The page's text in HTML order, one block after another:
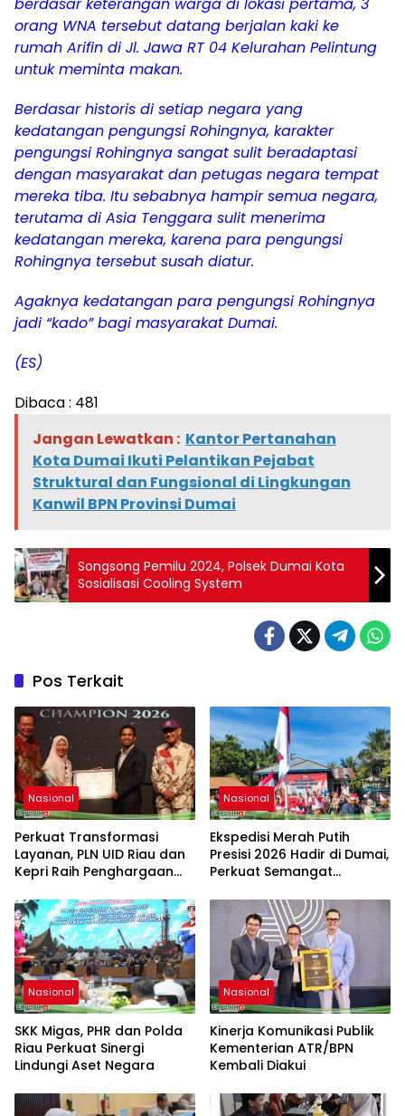
orang WNA tersebut datang berjalan kaki ke
rumah Arifin di Jl. Jawa RT 04 Kelurahan Pelintung
untuk meminta makan.
Berdasar historis di setiap negara yang
kedatangan pengungsi Rohingnya, karakter
pengungsi Rohingnya sangat sulit beradaptasi
dengan masyarakat dan petugas negara tempat
mereka tiba. Itu sebabnya hampir semua negara,
terutama di Asia Tenggara sulit menerima
kedatangan mereka, karena para pengungsi
Rohingnya tersebut susah diatur.
Agaknya kedatangan para pengungsi Rohingnya
jadi “kado” bagi masyarakat Dumai.
(ES)
Dibaca : 481
Jangan Lewatkan : Kantor Pertanahan
Kota Dumai Ikuti Pelantikan Pejabat
Struktural dan Fungsional di Lingkungan
Kanwil BPN Provinsi Dumai
Songsong Pemilu 2024, Polsek Dumai Kota
Sosialisasi Cooling System
Pos Terkait
Nasional
Perkuat Transformasi
Layanan, PLN UID Riau dan
Kepri Raih Penghargaan
Champion 2026
Nasional
Ekspedisi Merah Putih
Presisi 2026 Hadir di Dumai,
Perkuat Semangat
Kepedulian Sosial
Nasional
SKK Migas, PHR dan Polda
Riau Perkuat Sinergi
Lindungi Aset Negara
Nasional
Kinerja Komunikasi Publik
Kementerian ATR/BPN
Kembali Diakui